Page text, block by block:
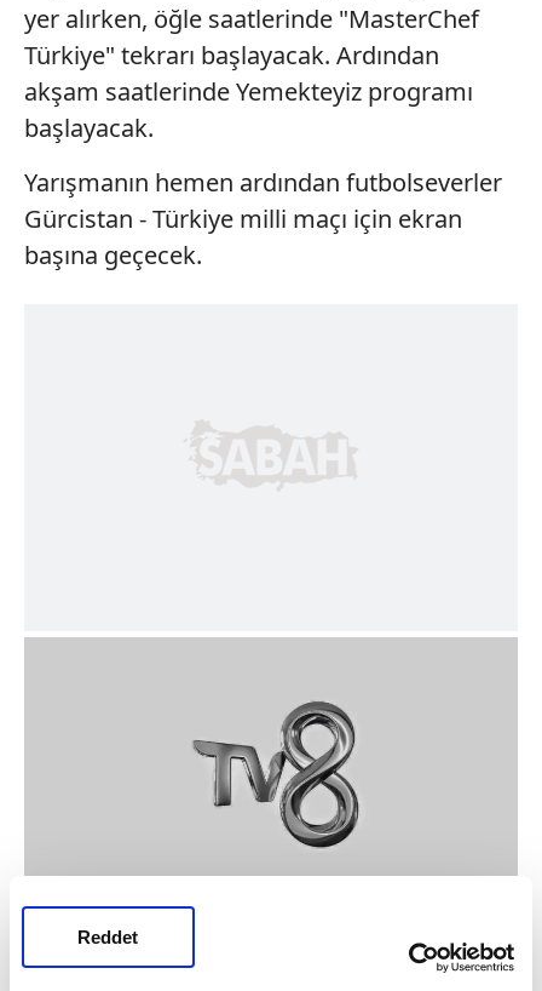
Reddet
yer alırken, öğle saatlerinde "MasterChef
Türkiye" tekrarı başlayacak. Ardından
akşam saatlerinde Yemekteyiz programı
başlayacak.
Yarışmanın hemen ardından futbolseverler
Gürcistan - Türkiye milli maçı için ekran
başına geçecek.
BUGÜN MASTERCHEF VAR MI?